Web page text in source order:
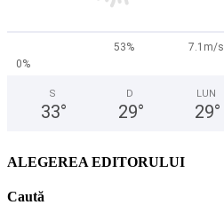
53%
7.1m/s
0%
S
33°
D
29°
LUN
29°
ALEGEREA EDITORULUI
Caută